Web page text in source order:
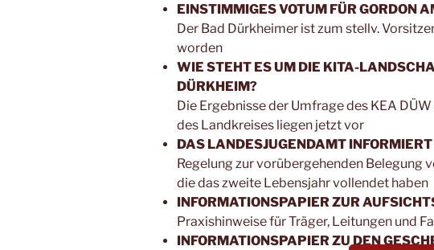
EINSTIMMIGES VOTUM FÜR GORDON
Der Bad Dürkheimer ist zum stellv.
worden
WIE STEHT ES UM DIE KITA-
DÜRKHEIM?
Die Ergebnisse der Umfrage des KEA
des Landkreises liegen jetzt vor
DAS LANDESJUGENDAMT INFORMIERT
Regelung zur vorübergehenden Belegung
die das zweite Lebensjahr vollendet haben
INFORMATIONSPAPIER ZUR
Praxishinweise für Träger, Leitungen und
INFORMATIONSPAPIER ZU DEN